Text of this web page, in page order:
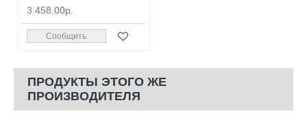
3 458.00р.
Сообщить
ПРОДУКТЫ ЭТОГО ЖЕ
ПРОИЗВОДИТЕЛЯ